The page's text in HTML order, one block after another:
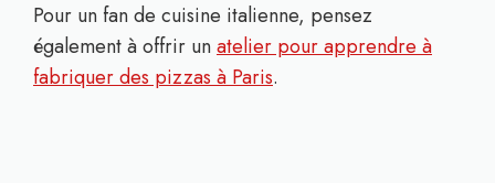
Pour un fan de cuisine italienne, pensez
également à offrir unatelier pour apprendre à
fabriquer des pizzas à Paris.